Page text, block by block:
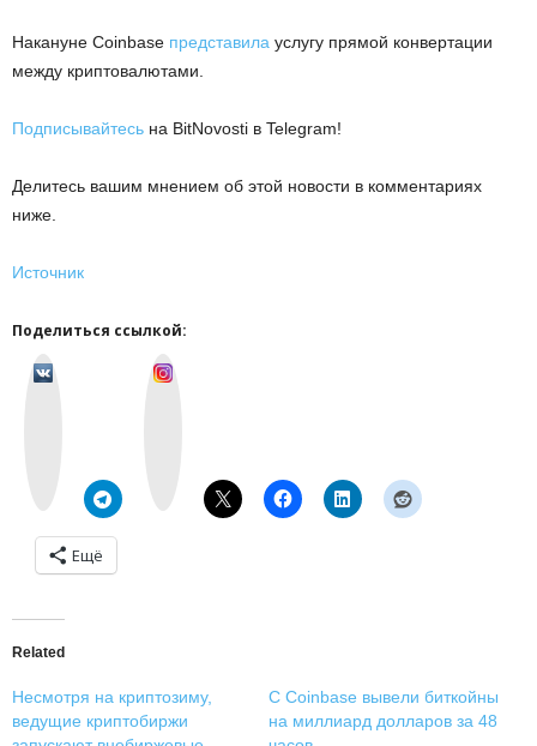
Накануне Coinbase представила услугу прямой конвертации
между криптовалютами.
Подписывайтесь на BitNovosti в Telegram!
Делитесь вашим мнением об этой новости в комментариях
ниже.
Источник
Поделиться ссылкой:
Ещё
Related
Несмотря на криптозиму,
ведущие криптобиржи
С Coinbase вывели биткойны
на миллиард долларов за 48